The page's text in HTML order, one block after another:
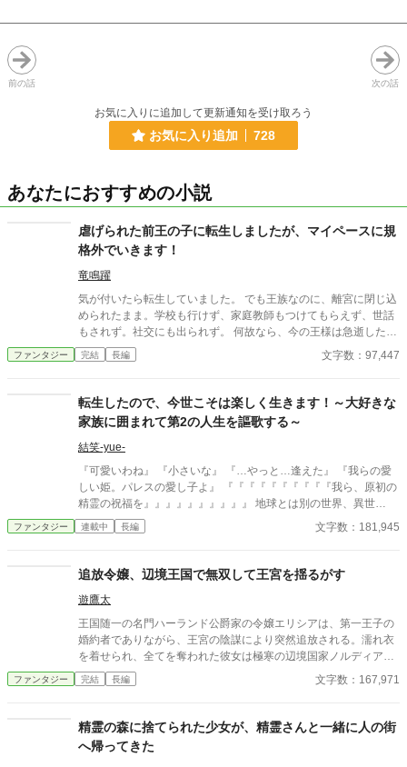
前の話 次の話
お気に入りに追加して更新通知を受け取ろう
お気に入り追加 728
あなたにおすすめの小説
虐げられた前王の子に転生しましたが、マイペースに規
格外でいきます！
竜鳴躍
気が付いたら転生していました。 でも王族なのに、離宮に閉じ込
められたまま。学校も行けず、家庭教師もつけてもらえず、世話
もされず。社交にも出られず。 何故なら、今の王様は急逝した先
代の陛下……僕の父の弟だから。 王様夫婦には王子様がいて、そ
の子が次期王太子として学校も行って、社交もしている。 僕は邪
体が弱い出来損ないだからそのまま自分の子が跡を継ぎますって
したいんだよね。 そんなに頑張らなくても僕、王位なんていらな
いのに～。 だって、いつも誰かに見られていて、自分の好きなこ
とできないんでしょ。 僕は僕の好きなことをやって生きていきた
い。 従兄弟の王太子襲名の式典の日に、殺されちゃうことになっ
たから、国を出ることにした僕。 だけど、みんな知らなかったん
だ。 僕がいなくなったら困るってこと…。 帰ってきてくれって言
われても、今更無理です。 2026.03.30 内容紹介一部修正 2026.0
4.29 内容一部修正（序盤に書いたヒロインの髪色が違うため。）
ファンタジー 完結 長編 文字数：97,447
転生したので、今世こそは楽しく生きます！～大好きな
家族に囲まれて第2の人生を謳歌する～
結笑-yue-
『可愛いわね』 『小さいな』 『…やっと…逢えた』 『我らの愛
しい姫。パレスの愛し子よ』 『『『『『『『『『『我ら、原初の
精霊の祝福を』』』』』』』』』』 地球とは別の世界、異世
界“パレス”。 ここに生まれてくるはずだった世界に愛された愛し
子。 しかし、神たちによって大切にされていた魂が突然できた輪
聖獣たちが必死に探したが、終ぞ見つけられず、時間ばかりが過
ぎてしまっていた。 その頃その魂は、地球の日本で産声をあげ誕
生していた。 しかし異世界とはいえ、神たちに大切にされていた
魂、そして魔力などのない地球で生まれたため、体はひどく病
弱。 原因不明の病気をいくつも抱え、病院のベッドの上でのみ生
活ができる状態だった。 その子の名は、如月結笑《キサラギユ
きたが、命の燈が消えそうな時ようやく愛し子の魂を見つけた神
康で幸せに満ち溢れた暮らしを約束し、愛し子の魂を送り出し
た。 これはそんな愛し子が、第2の人生を楽しく幸せに暮らして
ファンタジー 連載中 長編 文字数：181,945
追放令嬢、辺境王国で無双して王宮を揺るがす
遊鷹太
王国随一の名門ハーランド公爵家の令嬢エリシアは、第一王子の
婚約者でありながら、王宮の陰謀により突然追放される。濡れ衣
を着せられ、全てを奪われた彼女は極寒の辺境国家ノルディアへ
と流される。しかしエリシアには秘密があった――前世の記憶と
現代日本の経営知識を持つ転生者だったのだ。荒廃した辺境で、
やがて彼女の手腕は王国全土を震撼させ、自らを追放した者たち
に復讐の刃を向ける。だが辺境王ルシアンとの運命的な出会い
が、彼女の心に新たな感情を芽生えさせていく。これは、理不尽
ファンタジー 完結 長編 文字数：167,971
精霊の森に捨てられた少女が、精霊さんと一緒に人の街
へ帰ってきた